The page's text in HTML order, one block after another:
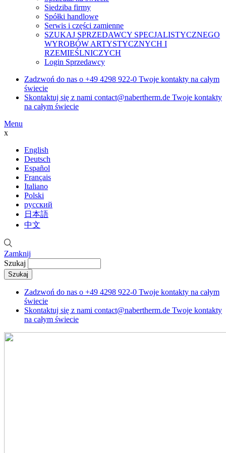
Siedziba firmy
Spółki handlowe
Serwis i części zamienne
SZUKAJ SPRZEDAWCY SPECJALISTYCZNEGO
WYROBÓW ARTYSTYCZNYCH I
RZEMIEŚLNICZYCH
Login Sprzedawcy
Zadzwoń do nas o +49 4298 922-0 Twoje kontakty na całym
świecie
Skontaktuj się z nami contact@nabertherm.de Twoje kontakty
na całym świecie
Menu
x
English
Deutsch
Español
Français
Italiano
Polski
русский
日本語
中文
Zamknij
Szukaj
Zadzwoń do nas o +49 4298 922-0 Twoje kontakty na całym
świecie
Skontaktuj się z nami contact@nabertherm.de Twoje kontakty
na całym świecie